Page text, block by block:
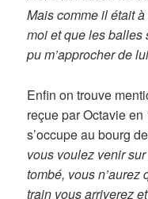
Mais comme il était
moi et que les balles
pu m’approcher de
Enfin on trouve
reçue par Octavie
s’occupe au bourg
vous voulez venir
tombé, vous n’aurez
train vous arriverez